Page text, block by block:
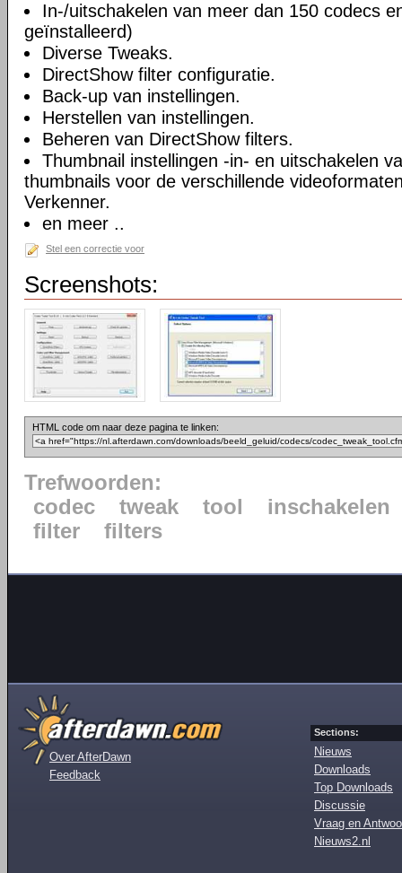
In-/uitschakelen van meer dan 150 codecs
geïnstalleerd)
Diverse Tweaks.
DirectShow filter configuratie.
Back-up van instellingen.
Herstellen van instellingen.
Beheren van DirectShow filters.
Thumbnail instellingen -in- en uitschakelen
thumbnails voor de verschillende
Verkenner.
en meer ..
Stel een correctie voor
Screenshots:
HTML code om naar deze pagina te linken:
Trefwoorden:
codec
tweak tool
inschakelen
filter
filters
Over AfterDawn
Feedback
Sections:
Nieuws
Downloads
Top Downloads
Discussie
Vraag en
Nieuws2.nl